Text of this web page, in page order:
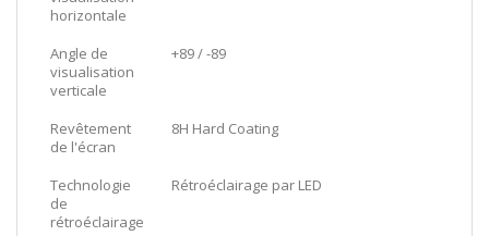
horizontale
Angle de
visualisation
verticale
+89 / -89
Revêtement
de l'écran
8H Hard Coating
Technologie
de
rétroéclairage
Rétroéclairage par LED